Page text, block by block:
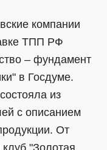
компании
ТПП РФ
– фундамент
в Госдуме.
из
с описанием
От
"Золотая